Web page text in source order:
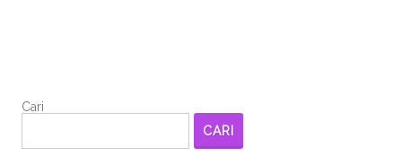
Cari
CARI